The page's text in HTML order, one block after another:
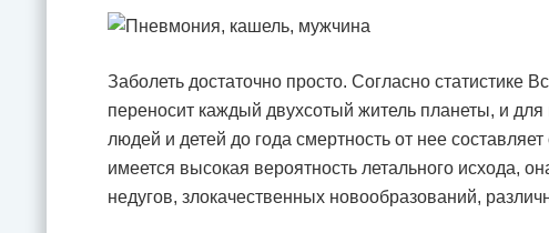
Заболеть достаточно просто. Согласно статистике
переносит каждый двухсотый житель планеты, и
людей и детей до года смертность от нее
имеется высокая вероятность летального исхода,
недугов, злокачественных новообразований,